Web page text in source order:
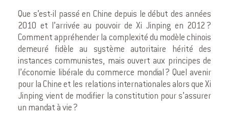
Que s’est-il passé en Chine depuis le début des années
2010 et l’arrivée au pouvoir de Xi Jinping en 2012 ?
Comment appréhender la complexité du modèle chinois
demeuré fidèle au système autoritaire hérité des
instances communistes, mais ouvert aux principes de
l’économie libérale du commerce mondial ? Quel avenir
pour la Chine et les relations internationales alors que Xi
Jinping vient de modifier la constitution pour s’assurer
un mandat à vie ?